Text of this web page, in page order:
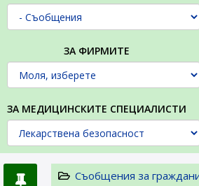
ЗА ФИРМИТЕ
ЗА МЕДИЦИНСКИТЕ СПЕЦИАЛИСТИ
Съобщения за